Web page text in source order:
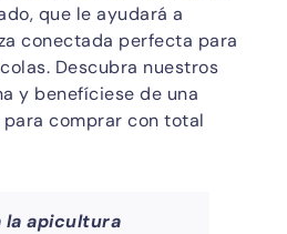
que le ayudará a
conectada perfecta para
Descubra nuestros
y benefíciese de una
comprar con total
la apicultura